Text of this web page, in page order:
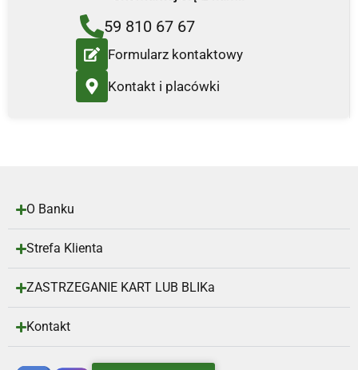
59 810 67 67
Formularz kontaktowy
Kontakt i placówki
O Banku
Strefa Klienta
ZASTRZEGANIE KART LUB BLIKa
Kontakt